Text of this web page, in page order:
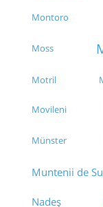
Montoro
Moss
Motril
Movileni
Münster
Muntenii de
Nadeș